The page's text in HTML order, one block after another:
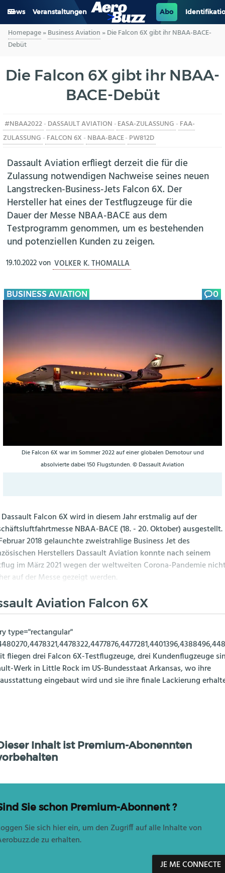
News Veranstaltungen Abo
GENERAL AVIATION
INDUSTRIE
HELIKOPTER
BERUFE
Homepage»Business Aviation »Die Falcon 6X gibt ihr NBAA-BACE-
Debüt
Die Falcon 6X gibt ihr NBAA-
BACE-Debüt
#NBAA2022- DASSAULT AVIATION -EASA-ZULASSUNG - FAA-
ZULASSUNG - FALCON 6X - NBAA-BACE- PW812D
Dassault Aviation erfliegt derzeit die für die
Zulassung notwendigen Nachweise seines neuen
Langstrecken-Business-Jets Falcon 6X. Der
Hersteller hat eines der Testflugzeuge für die
Dauer der Messe NBAA-BACE aus dem
Testprogramm genommen, um es bestehenden
und potenziellen Kunden zu zeigen.
19.10.2022von VOLKER K. THOMALLA
BUSINESS AVIATION 0
Die Falcon 6X war im Sommer 2022 auf einer globalen Demotour und
absolvierte dabei 150 Flugstunden. © Dassault Aviation
Falcon 6X wird in diesem Jahr erstmalig auf der
NBAA-BACE (18. - 20. Oktober) ausgestellt.
2018 gelaunchte zweistrahlige Business Jet des
Herstellers Dassault Aviation konnte nach seinem
im März 2021 wegen der weltweiten Corona-Pandemie
auf der Messe gezeigt werden.
Aviation Falcon 6X
type="rectangular"
fliegen drei Falcon 6X-Testflugzeuge, drei Kundenflugzeuge
Werk in Little Rock im US-Bundesstaat Arkansas, wo ihre
eingebaut wird und sie ihre finale Lackierung
Inhalt ist Premium-Abonennten
Sie schon Premium-Abonnent ?
Sie sich hier ein, um den Zugriff auf alle Inhalte von
zu erhalten.
JE ME CONNECTE